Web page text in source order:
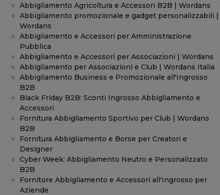
Abbigliamento Agricoltura e Accessori B2B | Wordans
Abbigliamento promozionale e gadget personalizzabili |
Wordans
Abbigliamento e Accessori per Amministrazione
Pubblica
Abbigliamento e Accessori per Associazioni | Wordans
Abbigliamento per Associazioni e Club | Wordans Italia
Abbigliamento Business e Promozionale all'Ingrosso
B2B
Black Friday B2B: Sconti Ingrosso Abbigliamento e
Accessori
Fornitura Abbigliamento Sportivo per Club | Wordans
B2B
Fornitura Abbigliamento e Borse per Creatori e
Designer
Cyber Week: Abbigliamento Neutro e Personalizzato
B2B
Fornitore Abbigliamento e Accessori all'Ingrosso per
Aziende